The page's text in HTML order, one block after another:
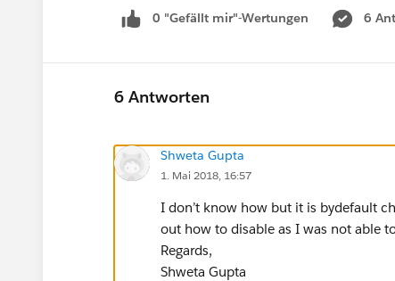
0 "Gefällt mir"-Wertungen 6
6 Antworten
Shweta Gupta
1. Mai 2018, 16:57
I don’t know how but it is bydefault
out how to disable as I was not able
Regards,
Shweta Gupta